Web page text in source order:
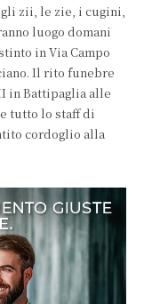
zii, le zie, i cugini,
luogo domani
in Via Campo
Il rito funebre
in Battipaglia alle
tutto lo staff di
cordoglio alla